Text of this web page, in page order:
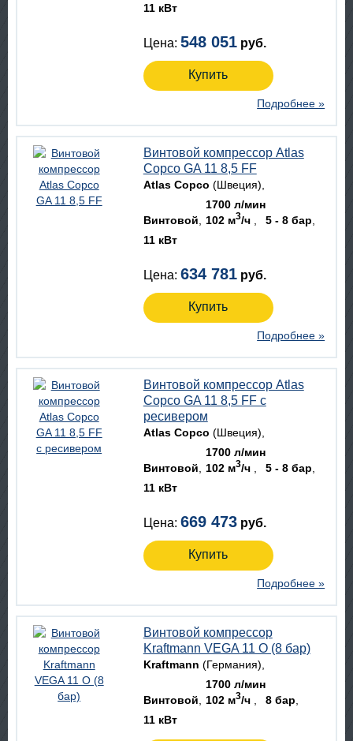
11 кВт
Цена: 548 051 руб.
Купить
Подробнее »
Винтовой компрессор Atlas
Copco GA 11 8,5 FF
Atlas Copco (Швеция)
Винтовой
1700 л/мин
102 м3/ч
5 - 8 бар
11 кВт
Цена: 634 781 руб.
Купить
Подробнее »
Винтовой компрессор Atlas
Copco GA 11 8,5 FF с
ресивером
Atlas Copco (Швеция)
Винтовой
1700 л/мин
102 м3/ч
5 - 8 бар
11 кВт
Цена: 669 473 руб.
Купить
Подробнее »
Винтовой компрессор
Kraftmann VEGA 11 O (8 бар)
Kraftmann (Германия)
Винтовой
1700 л/мин
102 м3/ч
8 бар
11 кВт